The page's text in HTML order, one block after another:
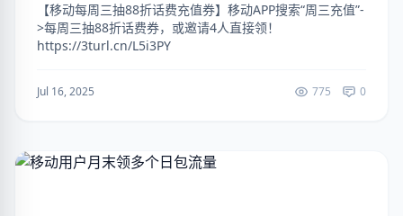
【移动每周三抽88折话费充值券】移动APP搜索“周三充值”-
>每周三抽88折话费券，或邀请4人直接领！
https://3turl.cn/L5i3PY
Jul 16, 2025 775 0